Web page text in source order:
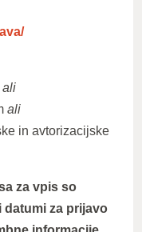
ali
ali
in avtorizacijske
za vpis so
za prijavo